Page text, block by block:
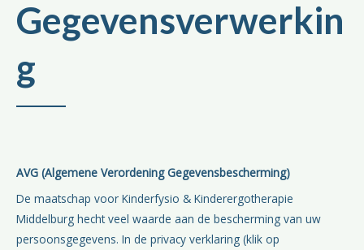
Gegevensverwerkin
g
AVG (Algemene Verordening Gegevensbescherming)
De maatschap voor Kinderfysio & Kinderergotherapie
Middelburg hecht veel waarde aan de bescherming van uw
persoonsgegevens. In de privacy verklaring (klik op